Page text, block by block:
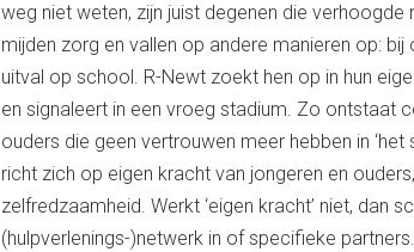
weg niet weten, zijn juist degenen die verhoogde
mijden zorg en vallen op andere manieren op:
uitval op school. R-Newt zoekt hen op in hun
en signaleert in een vroeg stadium. Zo ontstaat
ouders die geen vertrouwen meer hebben in ‘het
richt zich op eigen kracht van jongeren en
zelfredzaamheid. Werkt ‘eigen kracht’ niet, dan
(hulpverlenings-)netwerk in of specifieke partners.